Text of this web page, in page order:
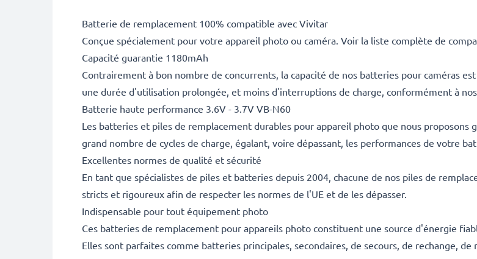
Batterie de remplacement 100% compatible avec Vivitar
Conçue spécialement pour votre appareil photo ou caméra. Voir la liste complète de
Capacité guarantie 1180mAh
Contrairement à bon nombre de concurrents, la capacité de nos batteries pour caméras
une durée d'utilisation prolongée, et moins d'interruptions de charge, conformément à nos
Batterie haute performance 3.6V - 3.7V VB-N60
Les batteries et piles de remplacement durables pour appareil photo que nous proposons
grand nombre de cycles de charge, égalant, voire dépassant, les performances de votre
Excellentes normes de qualité et sécurité
En tant que spécialistes de piles et batteries depuis 2004, chacune de nos piles de
stricts et rigoureux afin de respecter les normes de l'UE et de les dépasser.
Indispensable pour tout équipement photo
Ces batteries de remplacement pour appareils photo constituent une source d'énergie
Elles sont parfaites comme batteries principales, secondaires, de secours, de rechange,